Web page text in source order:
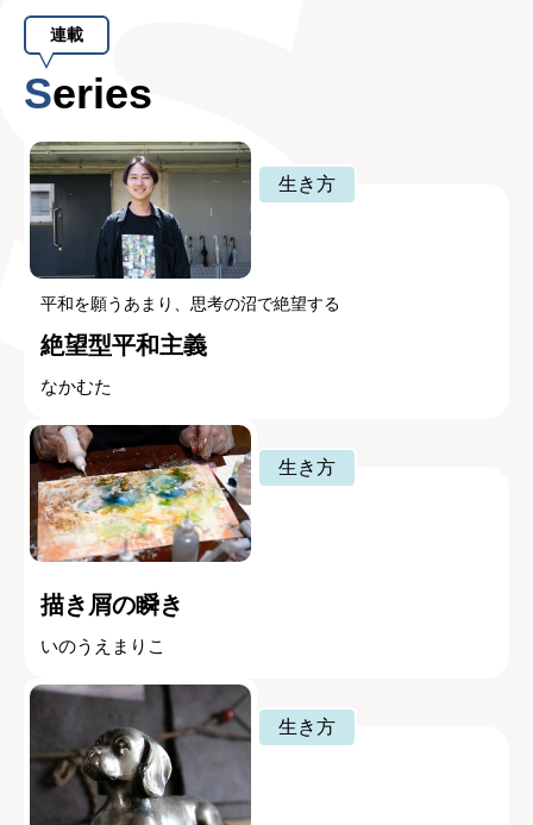
連載
Series
生き方
平和を願うあまり、思考の沼で絶望する
絶望型平和主義
なかむた
生き方
描き屑の瞬き
いのうえまりこ
生き方